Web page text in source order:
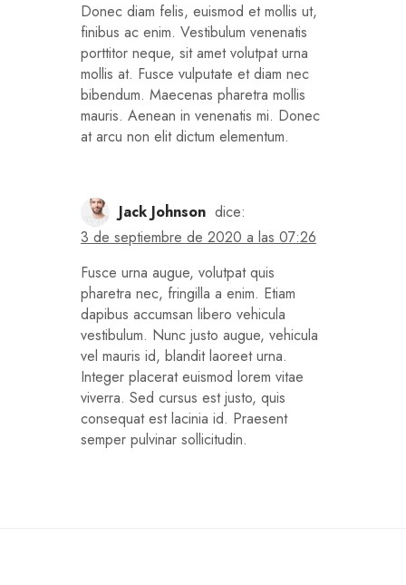
Donec diam felis, euismod et mollis ut,
finibus ac enim. Vestibulum venenatis
porttitor neque, sit amet volutpat urna
mollis at. Fusce vulputate et diam nec
bibendum. Maecenas pharetra mollis
mauris. Aenean in venenatis mi. Donec
at arcu non elit dictum elementum.
Jack Johnson dice:
3 de septiembre de 2020 a las 07:26
Fusce urna augue, volutpat quis
pharetra nec, fringilla a enim. Etiam
dapibus accumsan libero vehicula
vestibulum. Nunc justo augue, vehicula
vel mauris id, blandit laoreet urna.
Integer placerat euismod lorem vitae
viverra. Sed cursus est justo, quis
consequat est lacinia id. Praesent
semper pulvinar sollicitudin.